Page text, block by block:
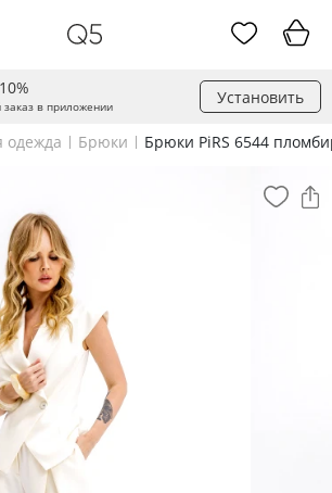
в приложении Установить
одежда Брюки Брюки PiRS 6544